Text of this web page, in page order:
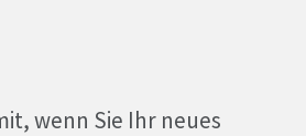
wenn Sie Ihr neues